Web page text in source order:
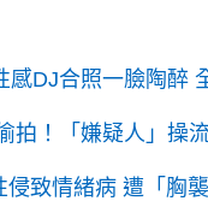
感DJ合照一臉陶醉
拍！「嫌疑人」操
侵致情緒病 遭「胸